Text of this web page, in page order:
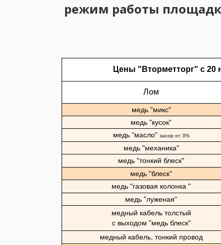
режим работы
Цены "Вторметторг" с 20
Лом
медь "микс"
медь "кусок"
медь "масло" засор от 3%
медь "механика"
медь "тонкий блеск"
медь "блеск"
медь "газовая колонка "
медь "луженая"
медный кабель толстый
с выходом "медь блеск"
медный кабель, тонкий провод